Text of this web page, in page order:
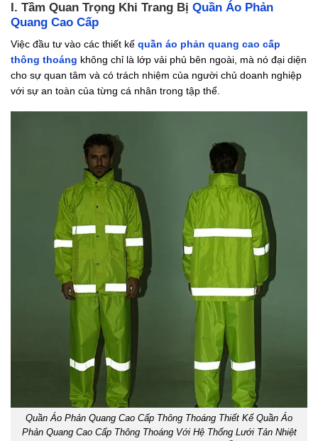
I. Tầm Quan Trọng Khi Trang Bị Quần Áo Phản
Quang Cao Cấp
Việc đầu tư vào các thiết kế quần áo phản quang cao cấp
thông thoáng không chỉ là lớp vải phủ bên ngoài, mà nó đại diện
cho sự quan tâm và có trách nhiệm của người chủ doanh nghiệp
với sự an toàn của từng cá nhân trong tập thể.
Quần Áo Phản Quang Cao Cấp Thông Thoáng Thiết Kế Quần Áo
Phản Quang Cao Cấp Thông Thoáng Với Hệ Thống Lưới Tản Nhiệt